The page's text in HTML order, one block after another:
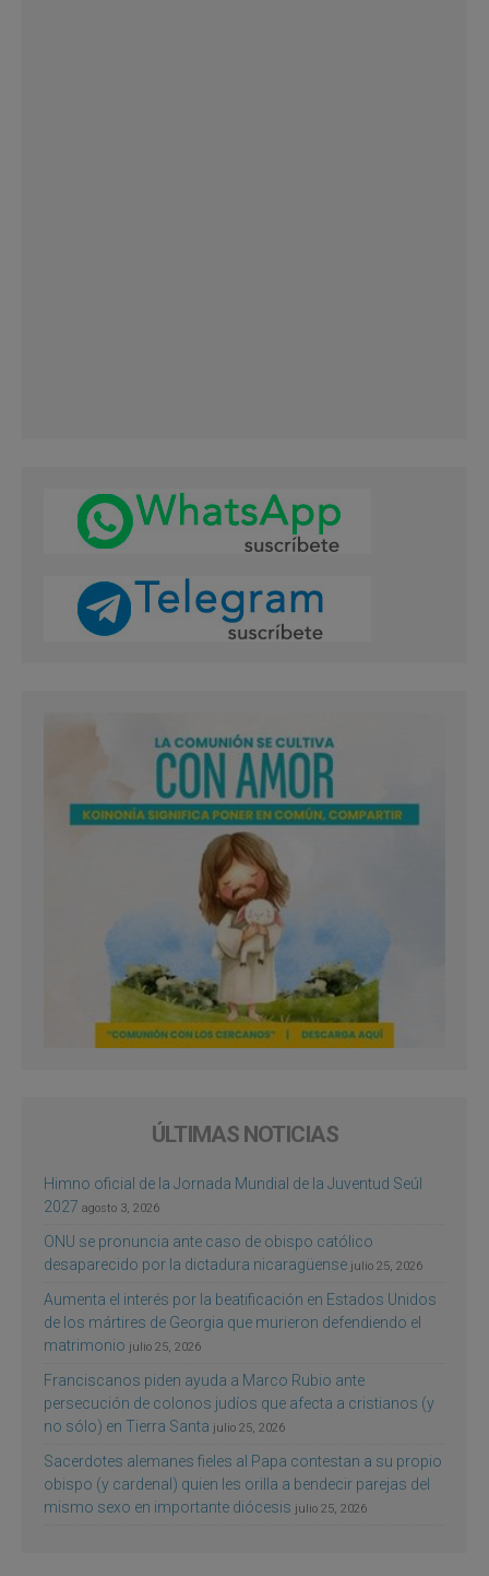
ÚLTIMAS NOTICIAS
Himno oficial de la Jornada Mundial de la Juventud Seúl
2027 agosto 3, 2026
ONU se pronuncia ante caso de obispo católico
desaparecido por la dictadura nicaragüense julio 25, 2026
Aumenta el interés por la beatificación en Estados Unidos
de los mártires de Georgia que murieron defendiendo el
matrimonio julio 25, 2026
Franciscanos piden ayuda a Marco Rubio ante
persecución de colonos judíos que afecta a cristianos (y
no sólo) en Tierra Santa julio 25, 2026
Sacerdotes alemanes fieles al Papa contestan a su propio
obispo (y cardenal) quien les orilla a bendecir parejas del
mismo sexo en importante diócesis julio 25, 2026